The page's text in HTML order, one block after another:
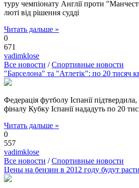
туру чемпіонату Англії проти
люті від рішення судді
Читать дальше »
0
671
vadimklose
Все новости /Спортивные новости
"Барселона" та "Атлетік": по 20 тисяч
Федерація футболу Іспанії
фіналу Кубку Іспанії нададуть по 20
Читать дальше »
0
557
vadimklose
Все новости /Спортивные новости
Цены на бензин в 2012 году будут